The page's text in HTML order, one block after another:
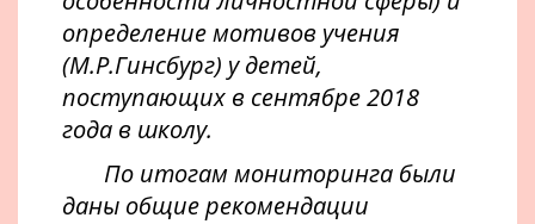
определение мотивов учения
(М.Р.Гинсбург) у детей,
поступающих в сентябре 2018
года в школу.
По итогам мониторинга были
даны общие рекомендации